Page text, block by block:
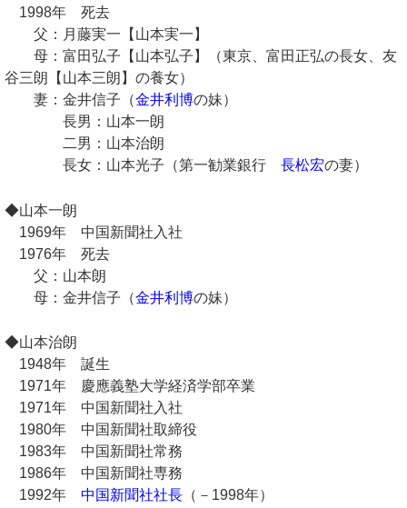
1998年 死去
父：月藤実一【山本実一】
母：富田弘子【山本弘子】（東京、富田正弘の長女、友
谷三朗【山本三朗】の養女）
妻：金井信子（金井利博の妹）
長男：山本一朗
二男：山本治朗
長女：山本光子（第一勧業銀行 長松宏の妻）
◆山本一朗
1969年 中国新聞社入社
1976年 死去
父：山本朗
母：金井信子（金井利博の妹）
◆山本治朗
1948年 誕生
1971年 慶應義塾大学経済学部卒業
1971年 中国新聞社入社
1980年 中国新聞社取締役
1983年 中国新聞社常務
1986年 中国新聞社専務
1992年 中国新聞社社長（－1998年）